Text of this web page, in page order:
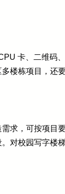
卡、二维码
楼栋项目，还
求，可按项目
对校园写字楼